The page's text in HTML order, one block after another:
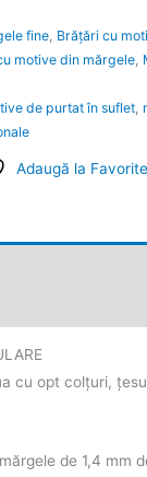
fine Brățări cu
motive din mărgele
de purtat în suflet
Adaugă la Favorite
cu opt colțuri,
de 1,4 mm